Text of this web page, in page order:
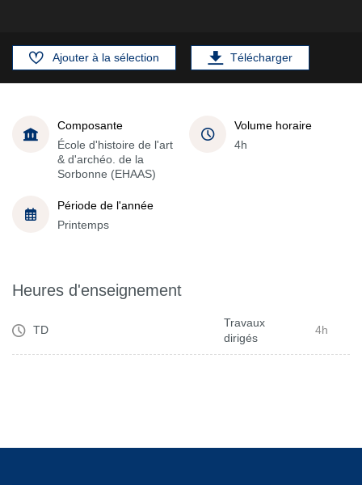
Ajouter à la sélection Télécharger
Composante
École d'histoire de l'art
& d'archéo. de la
Sorbonne (EHAAS)
Volume horaire
4h
Période de l'année
Printemps
Heures d'enseignement
TD
Travaux
dirigés
4h